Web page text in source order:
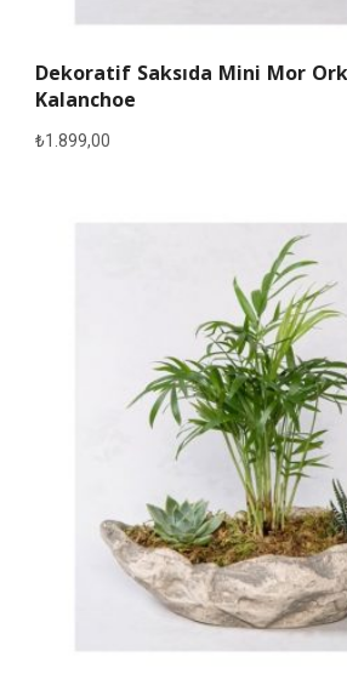
Dekoratif Saksıda Mini Mor
Kalanchoe
₺1.899,00